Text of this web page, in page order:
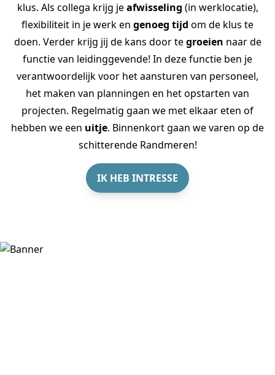
klus. Als collega krijg jeafwisseling (in werklocatie),
flexibiliteit in je werk en genoeg tijd om de klus te
doen. Verder krijg jij de kans door tegroeien naar de
functie van leidinggevende! In deze functie ben je
verantwoordelijk voor het aansturen van personeel,
het maken van planningen en het opstarten van
projecten. Regelmatig gaan we met elkaar eten of
hebben we een uitje. Binnenkort gaan we varen op de
schitterende Randmeren!
IK HEB INTRESSE